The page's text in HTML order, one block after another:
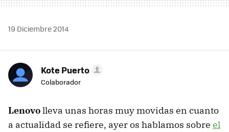
19 Diciembre 2014
Kote Puerto
Colaborador
Lenovolleva unas horas muy movidas en cuanto
a actualidad se refiere, ayer os hablamos sobre el